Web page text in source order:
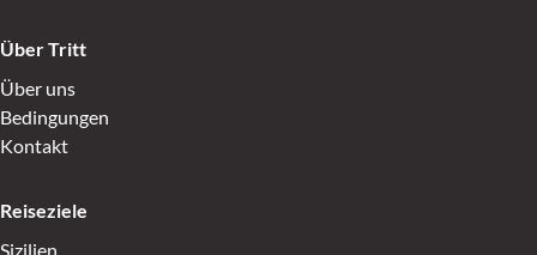
Über Tritt
Über uns
Bedingungen
Kontakt
Reiseziele
Sizilien